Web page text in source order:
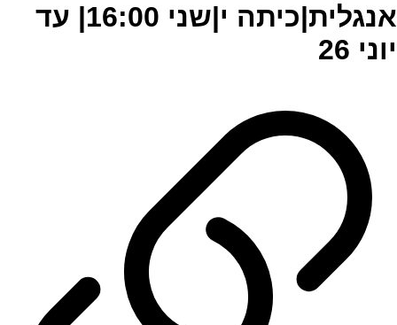
אנגלית|כיתה י|שני 16:00| עד
יוני 26